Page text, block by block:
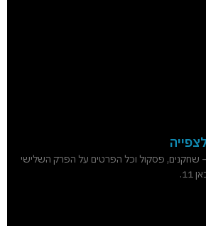
3 לצפייה – שחקנים, פסקול וכל הפרטים על הפרק השלישי